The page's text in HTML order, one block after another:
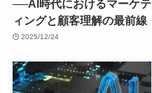
──AI時代におけるマーケテ
ィングと顧客理解の最前線
2025/12/24